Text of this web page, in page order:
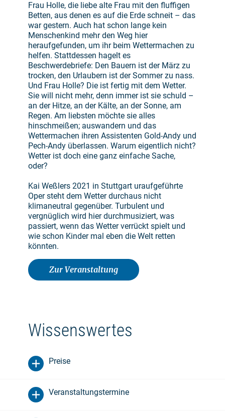
Frau Holle, die liebe alte Frau mit den fluffigen
Betten, aus denen es auf die Erde schneit – das
war gestern. Auch hat schon lange kein
Menschenkind mehr den Weg hier
heraufgefunden, um ihr beim Wettermachen zu
helfen. Stattdessen hagelt es
Beschwerdebriefe: Den Bauern ist der März zu
trocken, den Urlaubern ist der Sommer zu nass.
Und Frau Holle? Die ist fertig mit dem Wetter.
Sie will nicht mehr, denn immer ist sie schuld –
an der Hitze, an der Kälte, an der Sonne, am
Regen. Am liebsten möchte sie alles
hinschmeißen; auswandern und das
Wettermachen ihren Assistenten Gold-Andy und
Pech-Andy überlassen. Warum eigentlich nicht?
Wetter ist doch eine ganz einfache Sache,
oder?
Kai Weßlers 2021 in Stuttgart uraufgeführte
Oper steht dem Wetter durchaus nicht
klimaneutral gegenüber. Turbulent und
vergnüglich wird hier durchmusiziert, was
passiert, wenn das Wetter verrückt spielt und
wie schon Kinder mal eben die Welt retten
könnten.
Zur Veranstaltung
Wissenswertes
Preise
Veranstaltungstermine